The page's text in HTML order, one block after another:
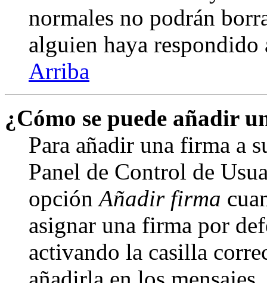
normales no podrán
alguien haya respondido
Arriba
¿Cómo se puede añadir
Para añadir una firma a
Panel de Control de
opciónAñadir firma
asignar una firma por
activando la casilla